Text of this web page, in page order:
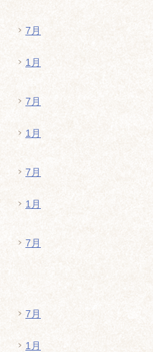
7月
1月
7月
1月
7月
1月
7月
7月
1月